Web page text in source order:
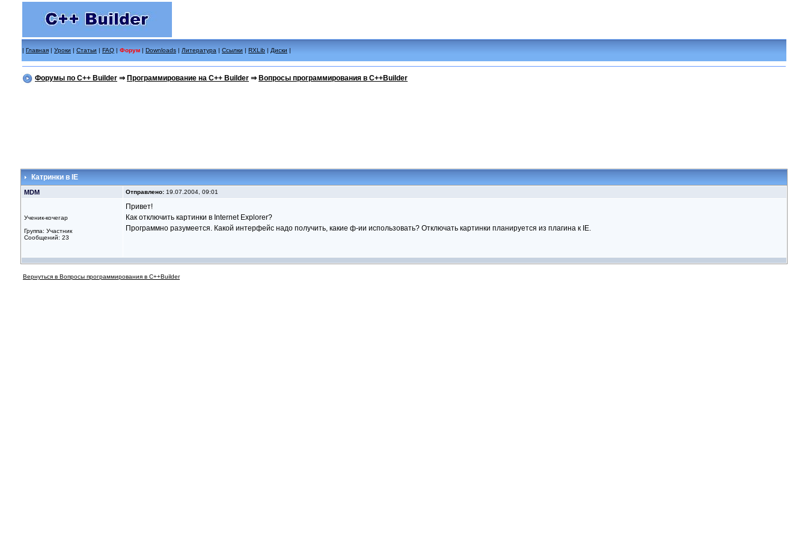
| Главная | Уроки | Статьи | FAQ | Форум | Downloads | Литература | Ссылки | RXLib | Диски |
Форумы по C++ Builder ⇒ Программирование на C++ Builder ⇒ Вопросы программирования в C++Builder
Катринки в IE
MDM Отправлено: 19.07.2004, 09:01
Ученик-кочегар
Группа: Участник
Сообщений: 23
Привет!
Как отключить картинки в Internet Explorer?
Программно разумеется. Какой интерфейс надо получить, какие ф-ии использовать? Отключать картинки планируется из плагина к IE.
Вернуться в Вопросы программирования в C++Builder